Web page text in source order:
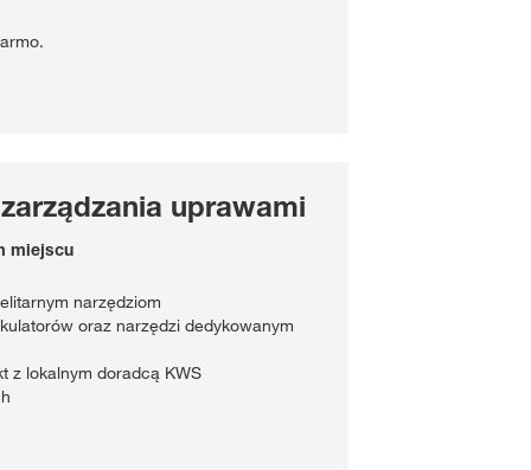
uprawami
miejscu
narzędziom
oraz narzędzi dedykowanym
z lokalnym doradcą KWS